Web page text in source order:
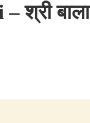
श्री बाला